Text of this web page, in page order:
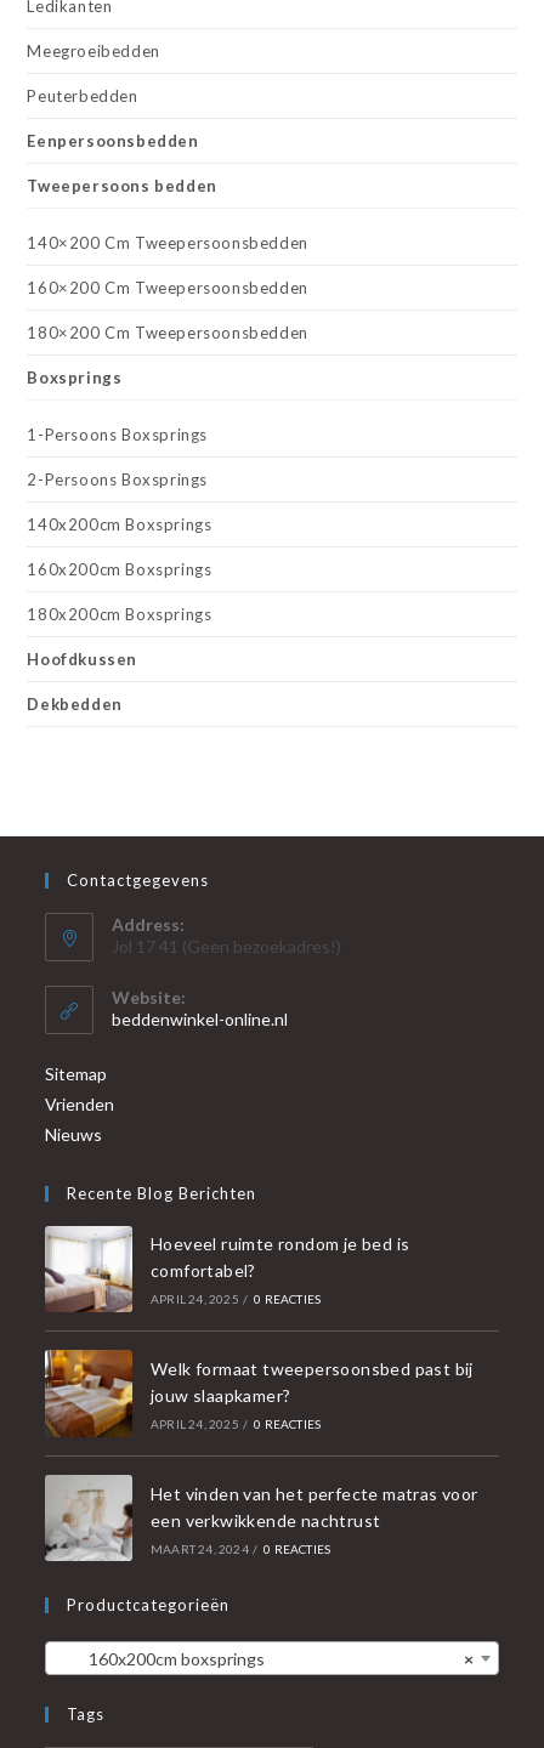
Ledikanten
Meegroeibedden
Peuterbedden
Eenpersoonsbedden
Tweepersoons bedden
140×200 Cm Tweepersoonsbedden
160×200 Cm Tweepersoonsbedden
180×200 Cm Tweepersoonsbedden
Boxsprings
1-Persoons Boxsprings
2-Persoons Boxsprings
140x200cm Boxsprings
160x200cm Boxsprings
180x200cm Boxsprings
Hoofdkussen
Dekbedden
Contactgegevens
Address:
Jol 17 41 (Geen bezoekadres!)
Website:
beddenwinkel-online.nl
Sitemap
Vrienden
Nieuws
Recente Blog Berichten
Hoeveel ruimte rondom je bed is
comfortabel?
APRIL 24, 2025 / 0 REACTIES
Welk formaat tweepersoonsbed past bij
jouw slaapkamer?
APRIL 24, 2025 / 0 REACTIES
Het vinden van het perfecte matras voor
een verkwikkende nachtrust
MAART 24, 2024 / 0 REACTIES
Productcategorieën
×
160x200cm boxsprings
Tags